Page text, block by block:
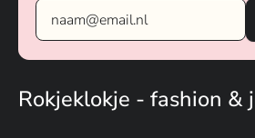
Rokjeklokje - fashion &